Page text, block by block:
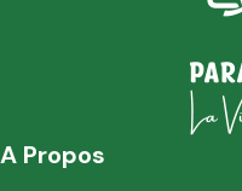
A Propos